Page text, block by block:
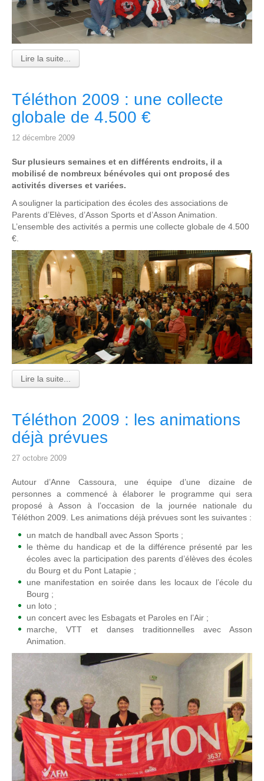
Lire la suite...
Téléthon 2009 : une collecte
globale de 4.500 €
12 décembre 2009
Sur plusieurs semaines et en différents endroits, il a
mobilisé de nombreux bénévoles qui ont proposé des
activités diverses et variées.
A souligner la participation des écoles des associations de
Parents d’Elèves, d’Asson Sports et d’Asson Animation.
L’ensemble des activités a permis une collecte globale de 4.500
€.
Lire la suite...
Téléthon 2009 : les animations
déjà prévues
27 octobre 2009
Autour d’Anne Cassoura, une équipe d’une dizaine de
personnes a commencé à élaborer le programme qui sera
proposé à Asson à l’occasion de la journée nationale du
Téléthon 2009. Les animations déjà prévues sont les suivantes :
un match de handball avec Asson Sports ;
le thème du handicap et de la différence présenté par les
écoles avec la participation des parents d’élèves des écoles
du Bourg et du Pont Latapie ;
une manifestation en soirée dans les locaux de l’école du
Bourg ;
un loto ;
un concert avec les Esbagats et Paroles en l’Air ;
marche, VTT et danses traditionnelles avec Asson
Animation.